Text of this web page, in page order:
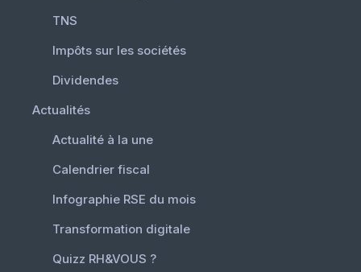
TNS
Impôts sur les sociétés
Dividendes
Actualités
Actualité à la une
Calendrier fiscal
Infographie RSE du mois
Transformation digitale
Quizz RH&VOUS ?